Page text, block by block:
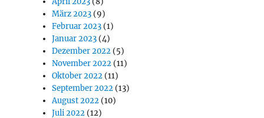
März 2023 (9)
Februar 2023 (1)
Januar 2023 (4)
Dezember 2022 (5)
November 2022 (11)
Oktober 2022 (11)
September 2022 (13)
August 2022 (10)
Juli 2022 (12)